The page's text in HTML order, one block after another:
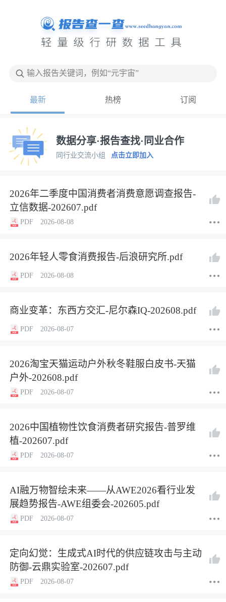
输入报告关键词，例如“元宇宙”
最新 热榜 订阅
数据分享·报告查找·同业合作
同行业交流小组 点击立即加入
2026年二季度中国消费者消费意愿调查报告-
立信数据-202607.pdf
PDF 2026-08-08
2026年轻人零食消费报告-后浪研究所.pdf
PDF 2026-08-08
商业变革：东西方交汇-尼尔森IQ-202608.pdf
PDF 2026-08-07
2026淘宝天猫运动户外秋冬鞋服白皮书-天猫
户外-202608.pdf
PDF 2026-08-07
2026中国植物性饮食消费者研究报告-普罗维
植-202607.pdf
PDF 2026-08-07
AI融万物智绘未来——从AWE2026看行业发
展趋势报告-AWE组委会-202605.pdf
PDF 2026-08-07
定向幻觉：生成式AI时代的供应链攻击与主动
防御-云鼎实验室-202607.pdf
PDF 2026-08-07